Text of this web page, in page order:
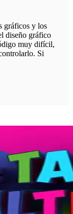
gráficos y los
diseño gráfico
muy difícil,
Si